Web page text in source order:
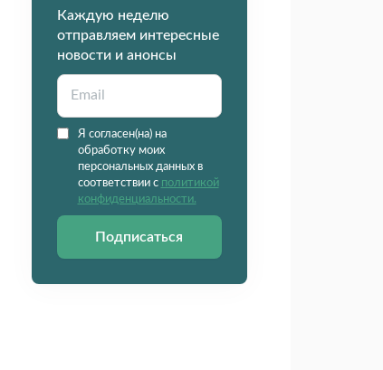
Каждую неделю
отправляем интересные
новости и анонсы
Я согласен(на) на
обработку моих
персональных данных в
соответствии с политикой
конфиденциальности.
Подписаться